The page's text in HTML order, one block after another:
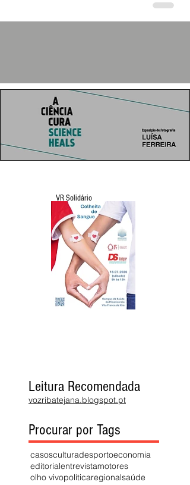
VR Solidário
Leitura Recomendada
vozribatejana.blogspot.pt
Procurar por Tags
casosculturadesportoeconomia
editorialentrevistamotores
olho vivopolíticaregionalsaúde